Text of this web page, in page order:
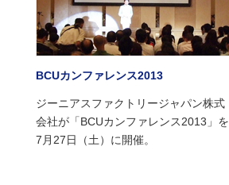
BCUカンファレンス2013
ジーニアスファクトリージャパン株式
会社が「BCUカンファレンス2013」を
7月27日（土）に開催。